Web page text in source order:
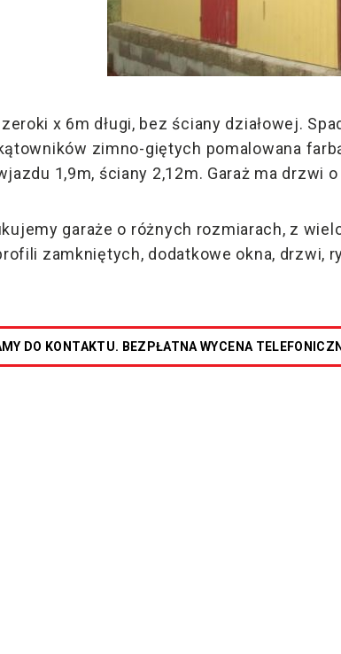
x 6m długi, bez ściany działowej.
zimno-giętych pomalowana
1,9m, ściany 2,12m. Garaż ma drzwi
garaże o różnych rozmiarach, z
zamkniętych, dodatkowe okna, drzwi,
DO KONTAKTU. BEZPŁATNA WYCENA